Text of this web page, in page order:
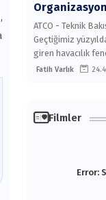
ATCO - Teknik
Geçtiğimiz
giren havacılık
Fatih Varlık
Filmler
Error: